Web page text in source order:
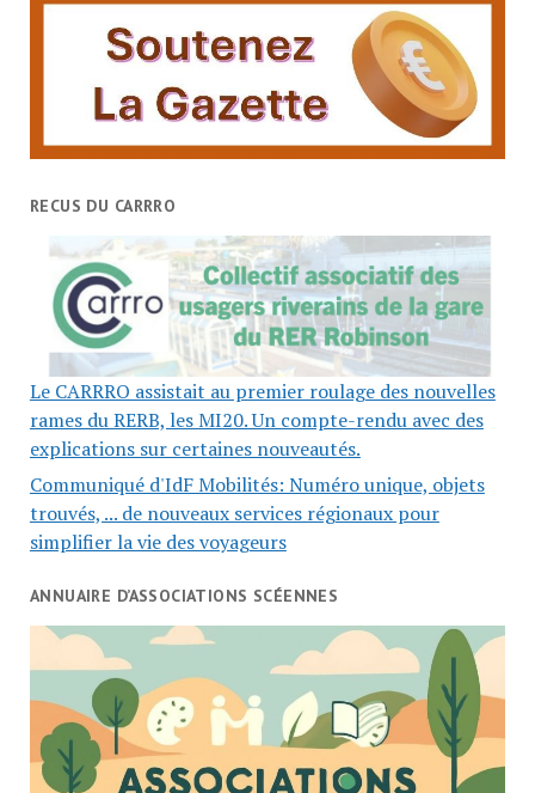
RECUS DU CARRRO
Le CARRRO assistait au premier roulage des nouvelles
rames du RERB, les MI20. Un compte-rendu avec des
explications sur certaines nouveautés.
Communiqué d'IdF Mobilités: Numéro unique, objets
trouvés, ... de nouveaux services régionaux pour
simplifier la vie des voyageurs
ANNUAIRE D’ASSOCIATIONS SCÉENNES